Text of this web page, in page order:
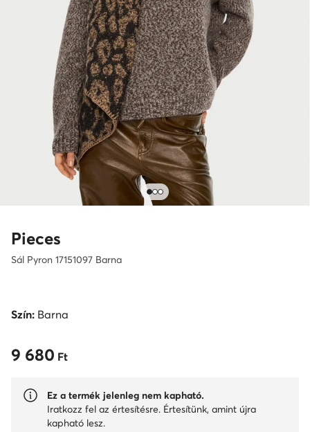
Pieces
Sál Pyron 17151097 Barna
Szín: Barna
9 680 Ft
9 680 Ft
Ez a termék jelenleg nem kapható.
Iratkozz fel az értesítésre. Értesítünk, amint újra
kapható lesz.